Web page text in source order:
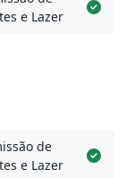
e Lazer
de
e Lazer